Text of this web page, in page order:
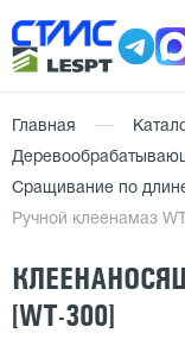
Главная
Сращивание по
Ручной клеенамаз
[WT-300]